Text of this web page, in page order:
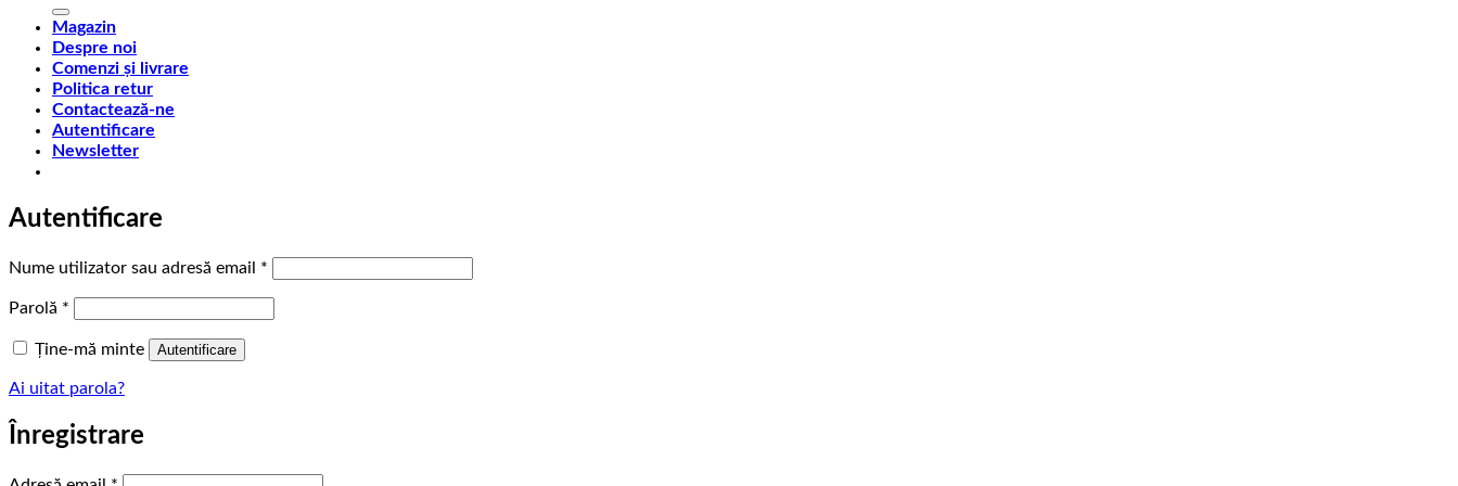
Magazin
Despre noi
Comenzi și livrare
Politica retur
Contactează-ne
Autentificare
Newsletter
Autentificare
Nume utilizator sau adresă email *
Parolă *
Ține-mă minte Autentificare
Ai uitat parola?
Înregistrare